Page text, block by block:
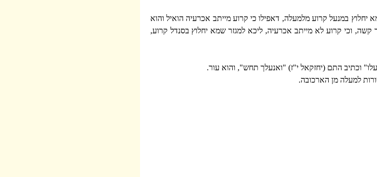
במנעל קרוע מלמעלה, דאפילו כי קרוע מייתב אכרעיה הואיל והוא
קשה, וכי קרוע לא מייתב אכרעיה, ליכא למגזר שמא יחלוץ בסנדל קרוע,
וכתיב התם (יחזקאל י"ז) "ואנעלך תחש", והוא עור.
למעלה מן הארכובה.